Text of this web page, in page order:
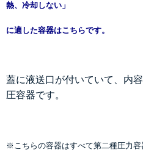
熱、冷却しない」
に適した容器はこちらです。
蓋に液送口が付いていて、内
圧容器です。
※こちらの容器はすべて第二種圧力容